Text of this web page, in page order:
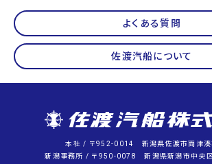
よくある質問
佐渡汽船について
本社 / 〒952-0014 新潟県佐渡市両津湊
新潟事務所 / 〒950-0078 新潟県新潟市中央